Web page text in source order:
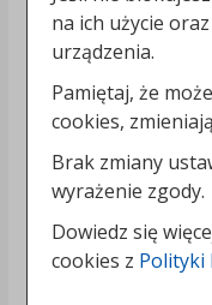
na ich użycie
urządzenia.
Pamiętaj, że
cookies,
Brak zmiany
wyrażenie zgody.
Dowiedz się
cookies z Polityki